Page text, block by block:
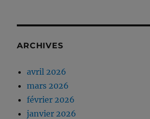
ARCHIVES
avril 2026
mars 2026
février 2026
janvier 2026